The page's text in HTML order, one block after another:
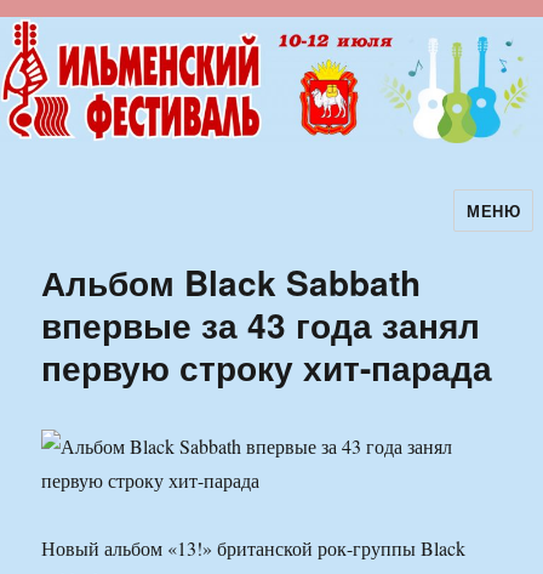
Ильменский фестиваль авторскойМЕНЮ
Альбом Black Sabbath
впервые за 43 года занял
первую строку хит-парада
Новый альбом «13!» британской рок-группы Black